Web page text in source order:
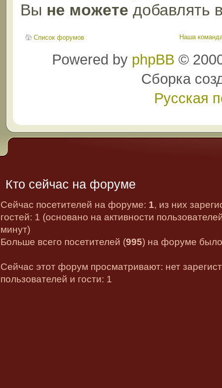
Вы не можете добавлять
Список форумов Наша
Powered by phpBB ©
Сборка
Русская
Кто сейчас на форуме
Сейчас посетителей на форуме: 1, из них
гостей: 1 (основано на активности
минут)
Больше всего посетителей (995) на форуме
Сейчас этот форум просматривают: нет
пользователей и гости: 1